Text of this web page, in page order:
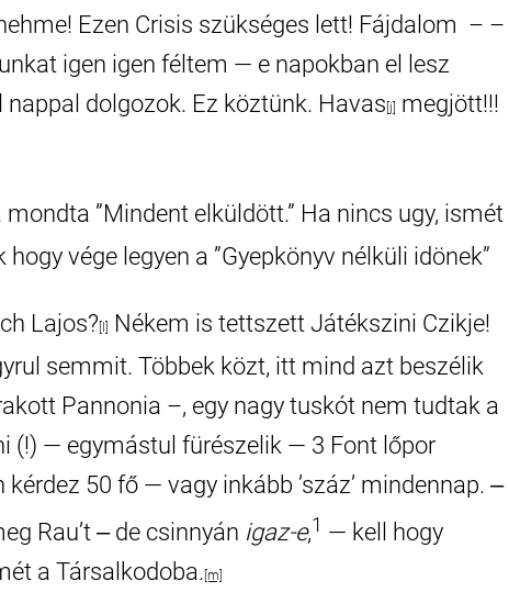
Ezen Crisis szükséges lett! Fájdalom – –
igen igen féltem — e napokban el lesz
nappal dolgozok. Ez köztünk. Havas [j]
megjött!!!
mondta ”Mindent elküldött.” Ha nincs ugy, ismét
vége legyen a ”Gyepkönyv nélküli idönek”
Lajos?
Nékem is tettszett Játékszini Czikje!
semmit. Többek közt, itt mind azt beszélik
Pannonia –, egy nagy tuskót nem tudtak a
(!) — egymástul fürészelik — 3 Font lőpor
kérdez 50 fő — vagy inkább ’száz’ mindennap. ‒
Rau’t ‒ de csinnyán igaz-e,1 — kell hogy
a Társalkodoba. [m]